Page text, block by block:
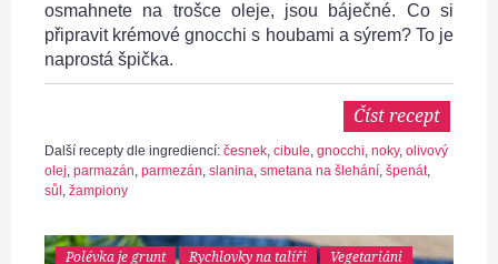
osmahnete na trošce oleje, jsou báječné. Co si
připravit krémové gnocchi s houbami a sýrem? To je
naprostá špička.
Číst recept
Další recepty dle ingrediencí: česnek, cibule, gnocchi, noky, olivový
olej, parmazán, parmezán, slanina, smetana na šlehání, špenát,
sůl , žampiony
Polévka je grunt Rychlovky na talíři Vegetariáni